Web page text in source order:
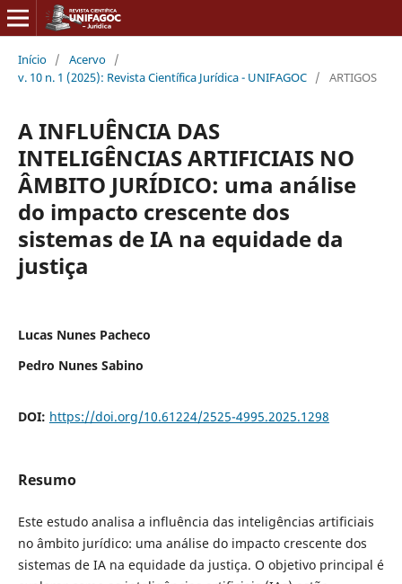
Início / Acervo /
v. 10 n. 1 (2025): Revista Científica Jurídica - UNIFAGOC / ARTIGOS
A INFLUÊNCIA DAS
INTELIGÊNCIAS ARTIFICIAIS NO
ÂMBITO JURÍDICO: uma análise
do impacto crescente dos
sistemas de IA na equidade da
justiça
Lucas Nunes Pacheco
Pedro Nunes Sabino
DOI: https://doi.org/10.61224/2525-4995.2025.1298
Resumo
Este estudo analisa a influência das inteligências artificiais
no âmbito jurídico: uma análise do impacto crescente dos
sistemas de IA na equidade da justiça. O objetivo principal é